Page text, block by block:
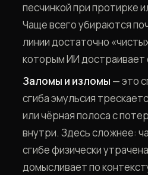
песчинкой при протирке
Чаще всего убираются
линии достаточно
которым ИИ достраивает
Заломы и изломы — это
сгиба эмульсия
или чёрная полоса с
внутри. Здесь сложнее:
сгибе физически
домысливает по